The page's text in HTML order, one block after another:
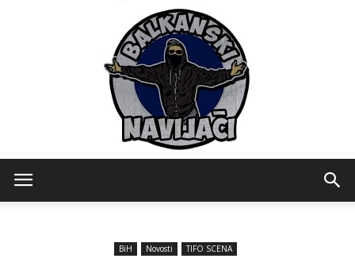
BiH Novosti TIFO SCENA